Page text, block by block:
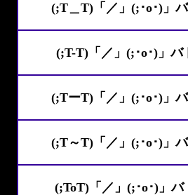
(;T＿T)「／」(;･o･)」
(;T-T)「／」(;･o･)」バ
(;TーT)「／」(;･o･)」
(;T～T)「／」(;･o･)」
(;ToT)「／」(;･o･)」バ